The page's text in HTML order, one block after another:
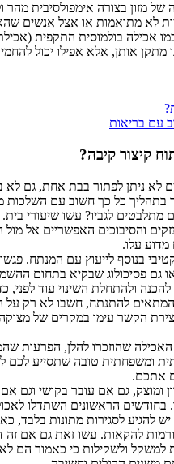
של מזון בצורה אימפולסיבית
לא מתואמות או אצל אנשים
אכילה בולמוסית התקפית
אותן, אלא אפילו יכול
עם בריאות
קיצור קיבה?
לא ניתן לפתור בבת אחת, גם לא
בתהליך כל כך חשוב עם
לגביו? עשו שיעורי בית.
והסיבוכים האפשריים אל
עלו.
בנוסף לייעוץ עם המנתח.
גם פסיכולוג שבקיא בתחום
ולהתחלת השינוי עוד לפני,
להתנתח, חשבו לא רק על
הקשר עימו במקרים של
שהוזכרו להלן, הפרעות
טובה שתסייע לכם
אתכם.
ומוצק, גם אם עובר בקושי וגם
בחודשים הראשונים השתדלו
להגיע לסגירות מתונות בלבד,
גורמות להקאות. עשו זאת גם
ולשקילות כי כאמור הם לא